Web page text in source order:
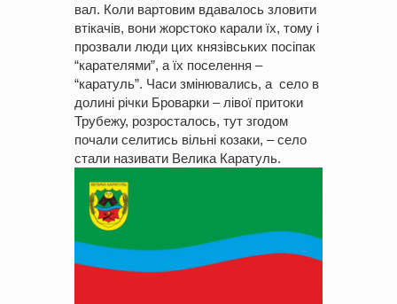
вал. Коли вартовим вдавалось зловити
втікачів, вони жорстоко карали їх, тому і
прозвали люди цих князівських посіпак
“карателями”, а їх поселення –
“каратуль”. Часи змінювались, а село в
долині річки Броварки – лівої притоки
Трубежу, розросталось, тут згодом
почали селитись вільні козаки, – село
стали називати Велика Каратуль.